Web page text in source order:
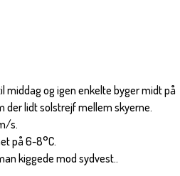
middag og igen enkelte byger midt på
der lidt solstrejf mellem skyerne.
s.
på 6-8°C.
kiggede mod sydvest..